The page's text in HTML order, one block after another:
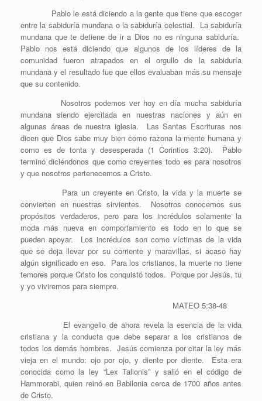
Pablo le está diciendo a la gente que tiene que escoger
entre la sabiduría mundana o la sabiduría celestial. La sabiduría
mundana que te detiene de ir a Dios no es ninguna sabiduría.
Pablo nos está diciendo que algunos de los líderes de la
comunidad fueron atrapados en el orgullo de la sabiduría
mundana y el resultado fue que ellos evaluaban más su mensaje
que su contenido.
Nosotros podemos ver hoy en día mucha sabiduría
mundana siendo ejercitada en nuestras naciones y aún en
algunas áreas de nuestra iglesia. Las Santas Escrituras nos
dicen que Dios sabe muy bien como razona la mente humana y
como es de tonta y desesperada (1 Corintios 3:20). Pablo
terminó diciéndonos que como creyentes todo es para nosotros
y que nosotros pertenecemos a Cristo.
Para un creyente en Cristo, la vida y la muerte se
convierten en nuestras sirvientes. Nosotros conocemos sus
propósitos verdaderos, pero para los incrédulos solamente la
moda más nueva en comportamiento es todo en lo que se
pueden apoyar. Los incrédulos son como víctimas de la vida
que se deja llevar por su corriente y maravillas, si acaso hay
algún significado en eso. Para los cristianos, la muerte no tiene
temores porque Cristo los conquistó todos. Porque por Jesús, tú
y yo viviremos para siempre.
MATEO 5:38-48
El evangelio de ahora revela la esencia de la vida
cristiana y la conducta que debe separar a los cristianos de
todos los demás hombres. Jesús comienza por citar la ley más
vieja en el mundo: ojo por ojo, y diente por diente. Esta era
conocida como la ley “Lex Talionis” y salió en el código de
Hammorabi, quien reinó en Babilonia cerca de 1700 años antes
de Cristo.